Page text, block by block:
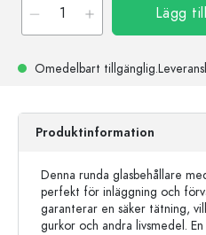
Lägg
Omedelbart tillgänglig.
Produktinformation
Denna runda glasbehållare
perfekt för inläggning och
garanterar en säker tätning,
gurkor och andra livsmedel.